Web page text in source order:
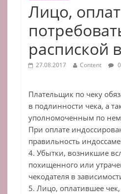
Лицо,
распиской
27.08.2017 Content
Плательщик по чеку
в подлинности чека, а
уполномоченным по
При оплате
правильность
4. Убытки, возникшие
похищенного или
чекодателя в
5. Лицо, оплатившее